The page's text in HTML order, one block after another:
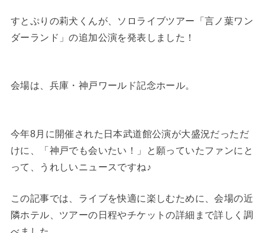
すとぷりの莉犬くんが、ソロライブツアー「言ノ葉ワン
ダーランド」の追加公演を発表しました！
会場は、兵庫・神戸ワールド記念ホール。
今年8月に開催された日本武道館公演が大盛況だっただ
けに、「神戸でも会いたい！」と願っていたファンにと
って、うれしいニュースですね♪
この記事では、ライブを快適に楽しむために、会場の近
隣ホテル、ツアーの日程やチケットの詳細まで詳しく調